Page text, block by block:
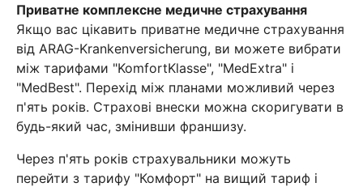
Приватне комплексне медичне страхування
Якщо вас цікавить приватне медичне страхування
від ARAG-Krankenversicherung, ви можете вибрати
між тарифами "KomfortKlasse", "MedExtra" і
"MedBest". Перехід між планами можливий через
п'ять років. Страхові внески можна скоригувати в
будь-який час, змінивши франшизу.
Через п'ять років страхувальники можуть
перейти з тарифу "Комфорт" на вищий тариф і